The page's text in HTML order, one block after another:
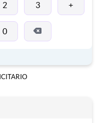
2 3 +
0